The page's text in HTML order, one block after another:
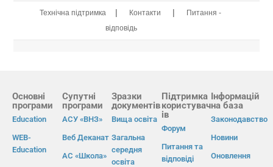
Технічна підтримка | Контакти |
Питання -
відповідь
Основні
програми
Education
WEB-
Education
Супутні
програми
АСУ «ВНЗ»
Веб Деканат
АС «Школа»
Зразки
документів
Вища освіта
Загальна
середня
освіта
Підтримка
користувач
ів
Форум
Питання та
відповіді
Інформацій
на база
Законодавство
Новини
Оновлення